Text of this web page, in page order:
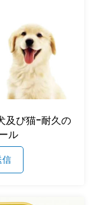
及び猫-耐久の
ル
信